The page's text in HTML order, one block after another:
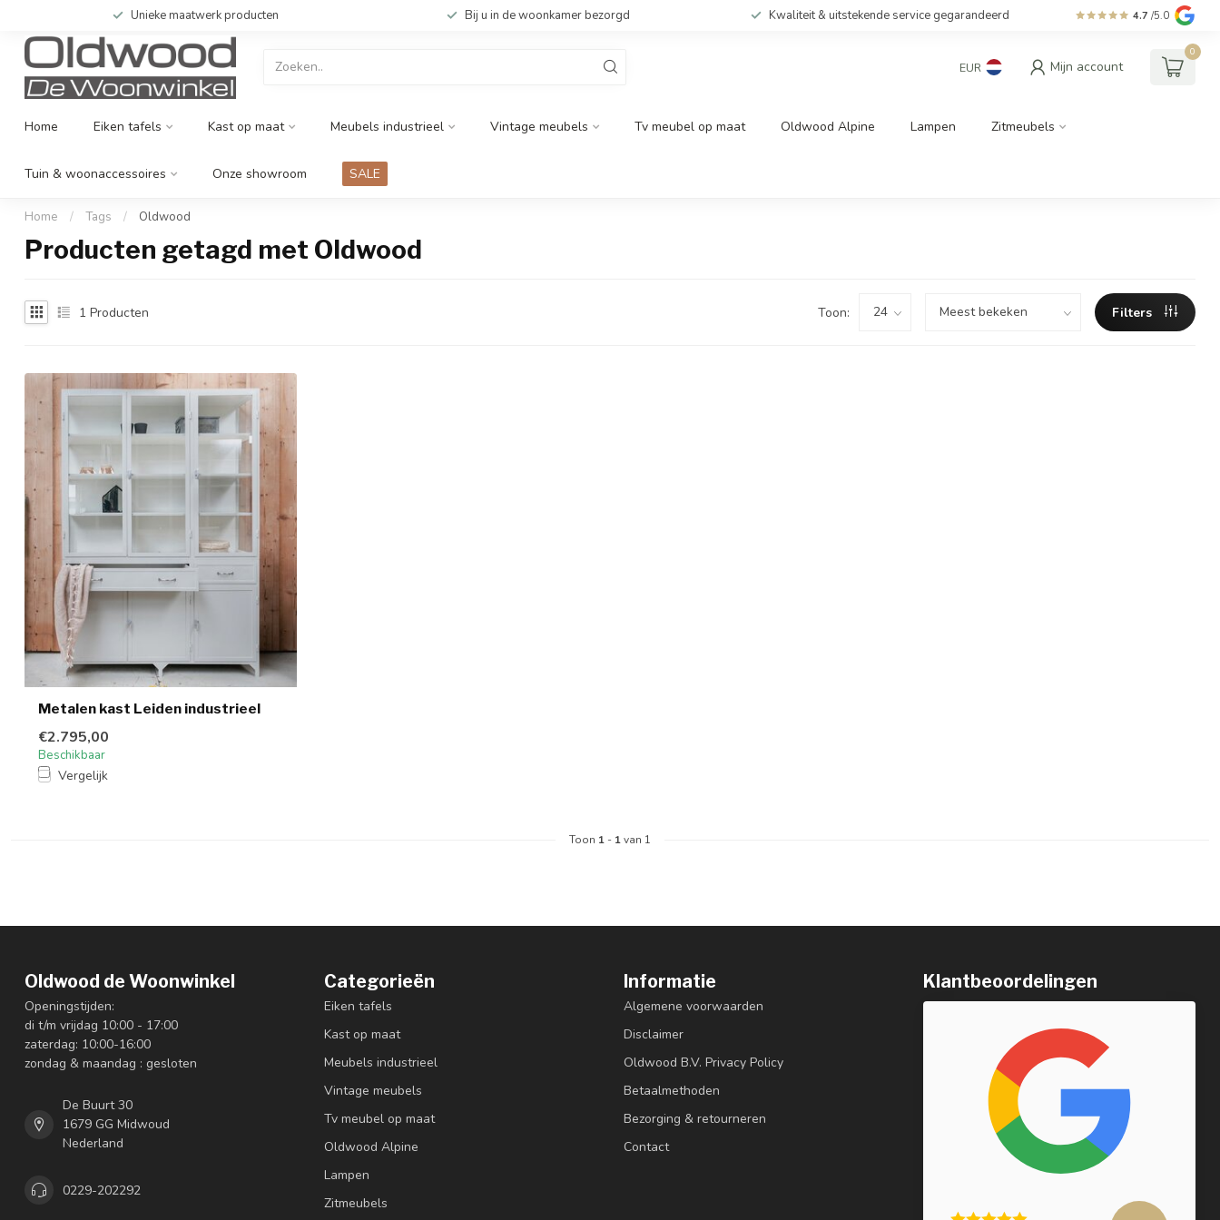
Unieke maatwerk producten Bij u in de woonkamer bezorgd Kwaliteit & uitstekende service gegarandeerd 4.7 /5.0
EUR Mijn account
0
Home Eiken tafels Kast op maat Meubels industrieel Vintage meubels Tv meubel op maat Oldwood Alpine Lampen Zitmeubels
Tuin & woonaccessoires Onze showroom SALE
Home / Tags / Oldwood
Producten getagd met Oldwood
1 Producten Toon: Filters
Metalen kast Leiden industrieel
€2.795,00
Beschikbaar
Vergelijk
Toon 1 - 1van 1
Oldwood de Woonwinkel
Openingstijden:
di t/m vrijdag 10:00 - 17:00
zaterdag: 10:00-16:00
zondag & maandag : gesloten
De Buurt 30
1679 GG Midwoud
Nederland
0229-202292
Categorieën
Eiken tafels
Kast op maat
Meubels industrieel
Vintage meubels
Tv meubel op maat
Oldwood Alpine
Lampen
Zitmeubels
Informatie
Algemene voorwaarden
Disclaimer
Oldwood B.V. Privacy Policy
Betaalmethoden
Bezorging & retourneren
Contact
Klantbeoordelingen